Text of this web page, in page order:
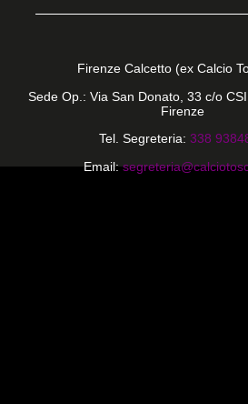
Firenze Calcetto (ex Calcio
Sede Op.: Via San Donato, 33 c/o
Firenze
Tel. Segreteria: 338
Email: